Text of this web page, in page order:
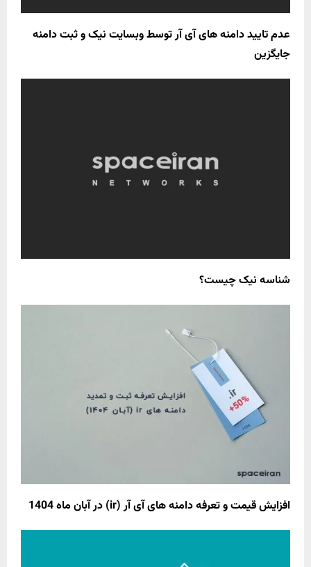
عدم تایید دامنه های آی آر توسط وبسایت نیک و ثبت دامنه
جایگزین
شناسه نیک چیست؟
افزایش قیمت و تعرفه دامنه های آی آر (ir) در آبان ماه 1404